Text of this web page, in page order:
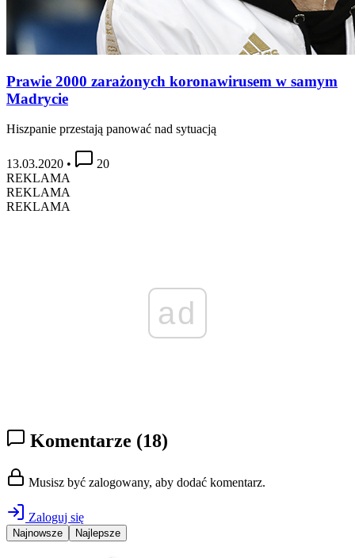
Prawie 2000 zarażonych koronawirusem w samym
Madrycie
Hiszpanie przestają panować nad sytuacją
13.03.2020 •
20
REKLAMA
REKLAMA
REKLAMA
ad
Komentarze (18)
Musisz być zalogowany, aby dodać komentarz.
Zaloguj się
Najnowsze Najlepsze